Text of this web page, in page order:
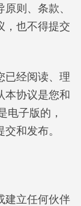
则、条款、
，也不得提交
已经阅读、理
本协议是您和
电子版的，
和发布。
建立任何伙伴